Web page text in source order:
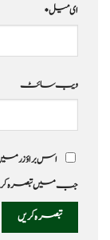
ای میل*
ویب‌ سائٹ
اس براؤزر میں
جب میں تبصرہ